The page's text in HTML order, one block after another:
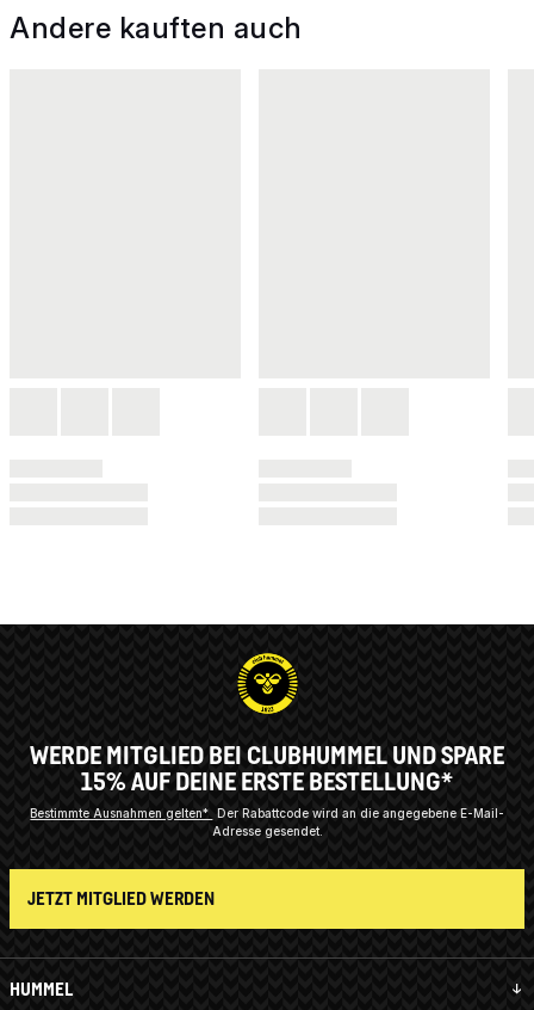
Andere kauften auch
HUMMEL
WERDE MITGLIED BEI CLUBHUMMEL UND SPARE
15% AUF DEINE ERSTE BESTELLUNG*
Bestimmte Ausnahmen gelten* Der Rabattcode wird an die angegebene E-Mail-
Adresse gesendet.
JETZT MITGLIED WERDEN